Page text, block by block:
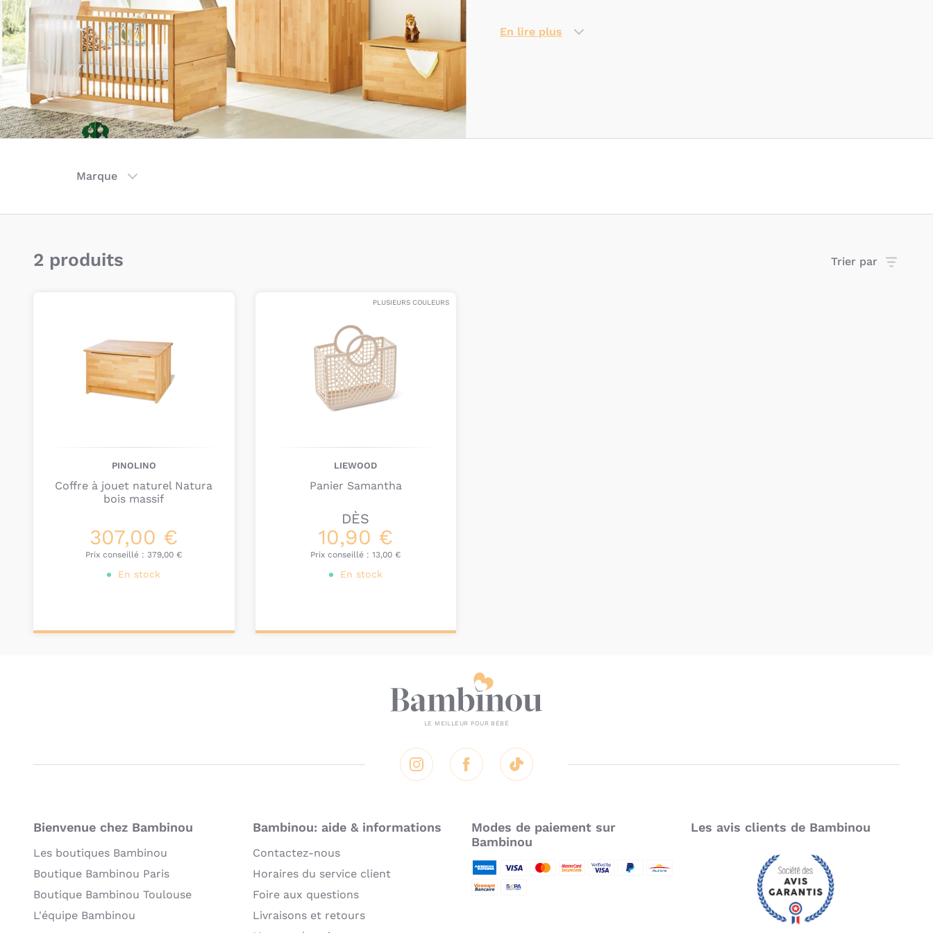
En lire plus
2 produits Trier par
Marque
PINOLINO
Coffre à jouet naturel Natura
bois massif
307,00 €
Prix conseillé : 379,00 €
En stock
PLUSIEURS COULEURS
LIEWOOD
Panier Samantha
DÈS
10,90 €
Prix conseillé :13,00 €
En stock
Instagram Facebook Tik Tok
Bienvenue chez Bambinou
Les boutiques Bambinou
Boutique Bambinou Paris
Boutique Bambinou Toulouse
L'équipe Bambinou
Bambinou: aide & informations
Contactez-nous
Horaires du service client
Foire aux questions
Livraisons et retours
Modes de paiement sur
Bambinou
American Express
Visa
Les avis clients de Bambinou